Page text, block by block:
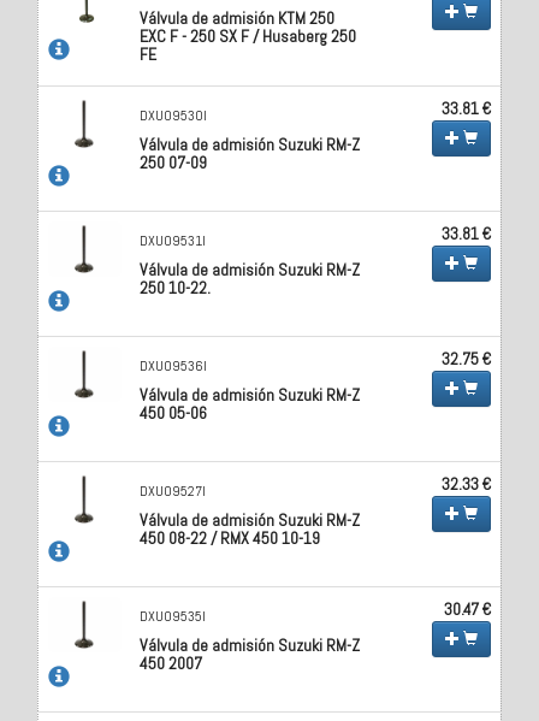
Válvula de admisión KTM 250
EXC F - 250 SX F / Husaberg 250
FE
DXU09530I
Válvula de admisión Suzuki RM-Z
250 07-09
33.81 €
DXU09531I
Válvula de admisión Suzuki RM-Z
250 10-22.
33.81 €
DXU09536I
Válvula de admisión Suzuki RM-Z
450 05-06
32.75 €
DXU09527I
Válvula de admisión Suzuki RM-Z
450 08-22 / RMX 450 10-19
32.33 €
DXU09535I
Válvula de admisión Suzuki RM-Z
450 2007
30.47 €